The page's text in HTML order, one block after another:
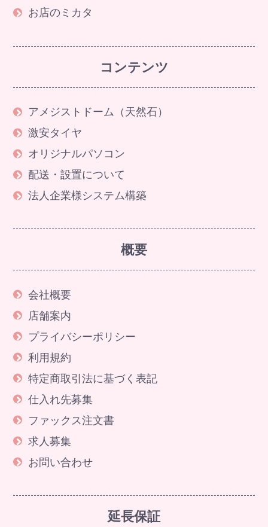
お店のミカタ
コンテンツ
アメジストドーム（天然石）
激安タイヤ
オリジナルパソコン
配送・設置について
法人企業様システム構築
概要
会社概要
店舗案内
プライバシーポリシー
利用規約
特定商取引法に基づく表記
仕入れ先募集
ファックス注文書
求人募集
お問い合わせ
延長保証